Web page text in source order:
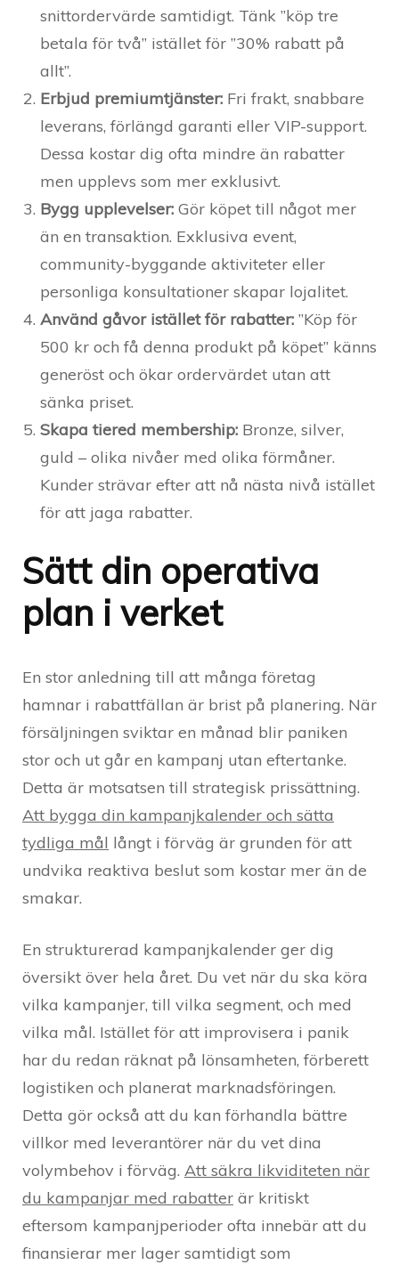
snittordervärde samtidigt. Tänk ”köp tre
betala för två” istället för ”30% rabatt på
allt”.
Erbjud premiumtjänster: Fri frakt, snabbare
leverans, förlängd garanti eller VIP-support.
Dessa kostar dig ofta mindre än rabatter
men upplevs som mer exklusivt.
Bygg upplevelser: Gör köpet till något mer
än en transaktion. Exklusiva event,
community-byggande aktiviteter eller
personliga konsultationer skapar lojalitet.
Använd gåvor istället för rabatter: ”Köp för
500 kr och få denna produkt på köpet” känns
generöst och ökar ordervärdet utan att
sänka priset.
Skapa tiered membership: Bronze, silver,
guld – olika nivåer med olika förmåner.
Kunder strävar efter att nå nästa nivå istället
för att jaga rabatter.
Sätt din operativa
plan i verket
En stor anledning till att många företag
hamnar i rabattfällan är brist på planering. När
försäljningen sviktar en månad blir paniken
stor och ut går en kampanj utan eftertanke.
Detta är motsatsen till strategisk prissättning.
Att bygga din kampanjkalender och sätta
tydliga mål långt i förväg är grunden för att
undvika reaktiva beslut som kostar mer än de
smakar.
En strukturerad kampanjkalender ger dig
översikt över hela året. Du vet när du ska köra
vilka kampanjer, till vilka segment, och med
vilka mål. Istället för att improvisera i panik
har du redan räknat på lönsamheten, förberett
logistiken och planerat marknadsföringen.
Detta gör också att du kan förhandla bättre
villkor med leverantörer när du vet dina
volymbehov i förväg. Att säkra likviditeten när
du kampanjar med rabatter är kritiskt
eftersom kampanjperioder ofta innebär att du
finansierar mer lager samtidigt som